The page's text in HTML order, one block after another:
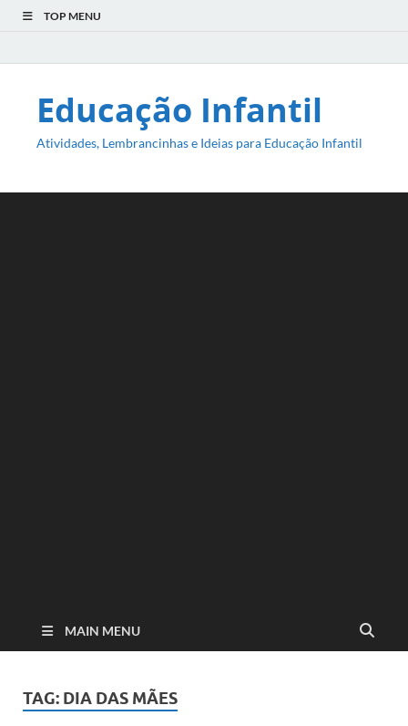
TOP MENU
Educação Infantil
Atividades, Lembrancinhas e Ideias para Educação Infantil
MAIN MENU
TAG: DIA DAS MÃES